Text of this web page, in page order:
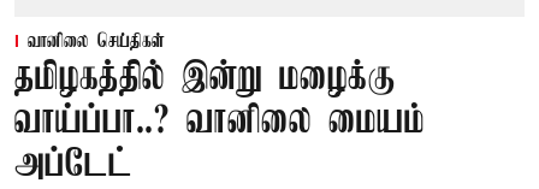
வானிலை செய்திகள்
தமிழகத்தில் இன்று மழைக்கு
வாய்ப்பா..? வானிலை மையம்
அப்டேட்